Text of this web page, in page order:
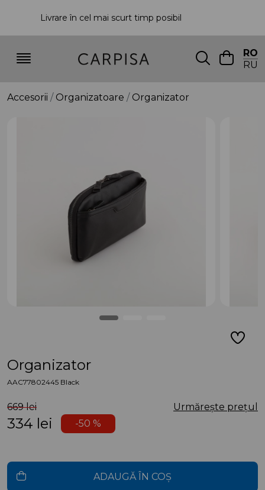
Livrare în cel mai scurt timp posibil
RO
RU
Accesorii Organizatoare Organizator
Organizator
AAC77802445 Black
669 lei Urmărește prețul
334 lei -50 %
ADAUGĂ ÎN COȘ